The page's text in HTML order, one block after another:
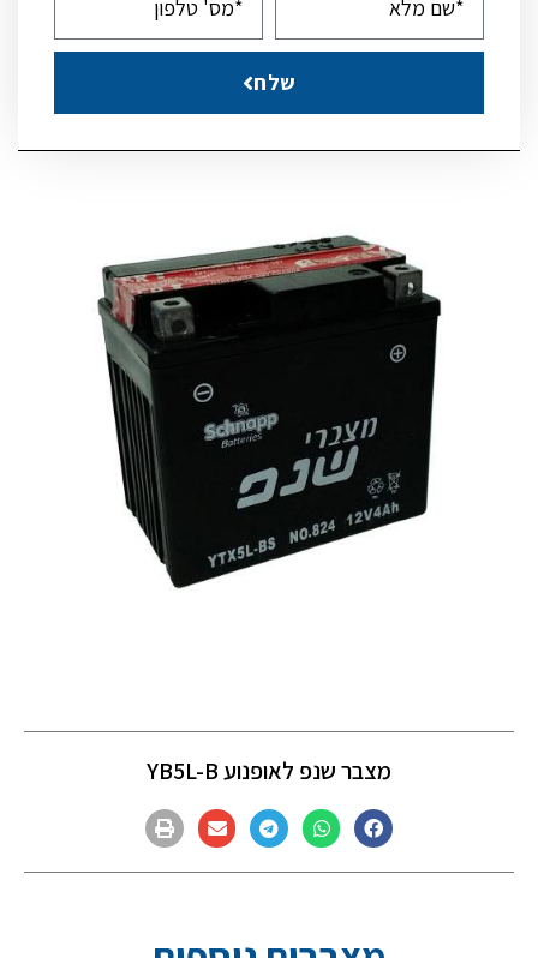
שלח
מצבר שנפ לאופנוע YB5L-B